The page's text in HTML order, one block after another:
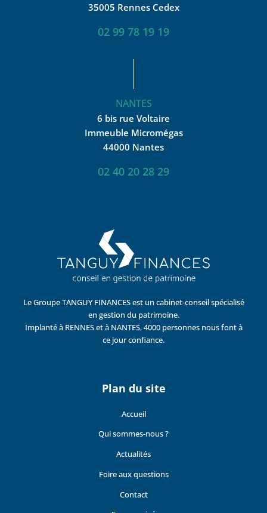
35005 Rennes Cedex
02 99 78 19 19
NANTES
6 bis rue Voltaire
Immeuble Micromégas
44000 Nantes
02 40 20 28 29
Le Groupe TANGUY FINANCES est un cabinet-conseil spécialisé
en gestion du patrimoine.
Implanté à RENNES et à NANTES, 4000 personnes nous font à
ce jour confiance.
Plan du site
Accueil
Qui sommes-nous ?
Actualités
Foire aux questions
Contact